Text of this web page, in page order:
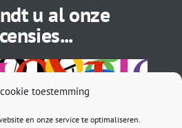
toestemming
en onze service te optimaliseren.
u al onze